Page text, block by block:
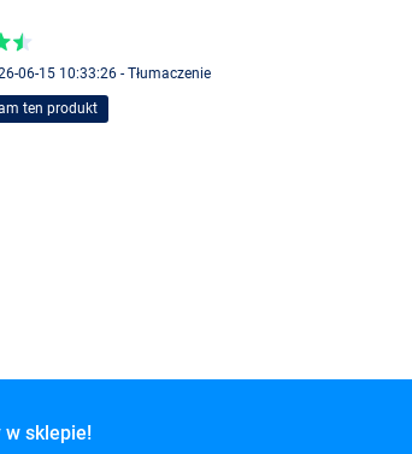
06-15 10:33:26 - Tłumaczenie
ten produkt
w sklepie!